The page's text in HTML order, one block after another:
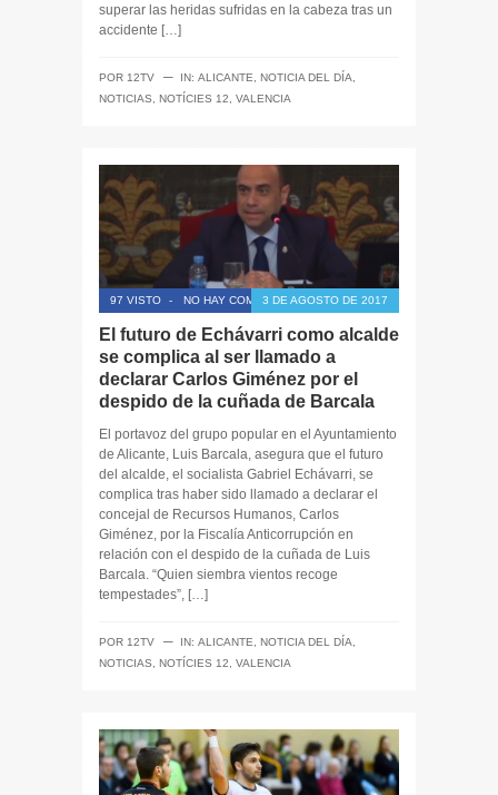
superar las heridas sufridas en la cabeza tras un
accidente […]
POR 12TV ─ IN: ALICANTE NOTICIA DEL DÍA
NOTICIAS
NOTÍCIES 12 VALENCIA
97 VISTO - NO HAY COMENTARIOS3 DE AGOSTO DE 2017
El futuro de Echávarri como alcalde
se complica al ser llamado a
declarar Carlos Giménez por el
despido de la cuñada de Barcala
El portavoz del grupo popular en el Ayuntamiento
de Alicante, Luis Barcala, asegura que el futuro
del alcalde, el socialista Gabriel Echávarri, se
complica tras haber sido llamado a declarar el
concejal de Recursos Humanos, Carlos
Giménez, por la Fiscalía Anticorrupción en
relación con el despido de la cuñada de Luis
Barcala. “Quien siembra vientos recoge
tempestades”, […]
POR 12TV ─ IN: ALICANTE, NOTICIA DEL DÍA,
NOTICIAS, NOTÍCIES 12, VALENCIA